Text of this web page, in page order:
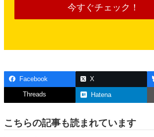
今すぐチェック！
Facebook X
Threads Hatena
こちらの記事も読まれています